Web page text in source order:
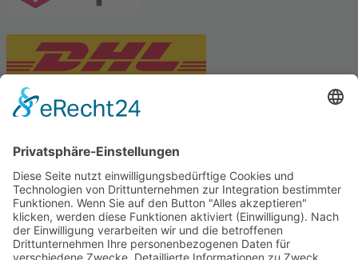
Tekal – Textile Lebensqualität
Exklusive moderne & Orientteppiche
Feuerwerk XXL
Pyrotechnik online bestellen